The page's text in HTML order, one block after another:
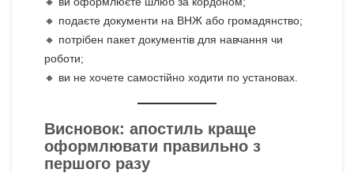
🔸 подаєте документи на ВНЖ або громадянство;
🔸 потрібен пакет документів для навчання чи
роботи;
🔸 ви не хочете самостійно ходити по установах.
Висновок: апостиль краще
оформлювати правильно з
першого разу